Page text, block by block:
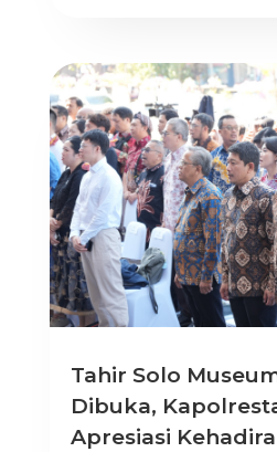
Tahir Solo
Dibuka,
Apresiasi